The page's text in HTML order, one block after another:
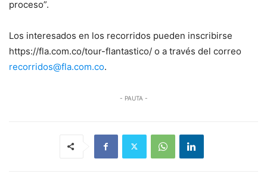
proceso”.
Los interesados en los recorridos pueden inscribirse
https://fla.com.co/tour-flantastico/ o a través del correo
recorridos@fla.com.co.
- PAUTA -